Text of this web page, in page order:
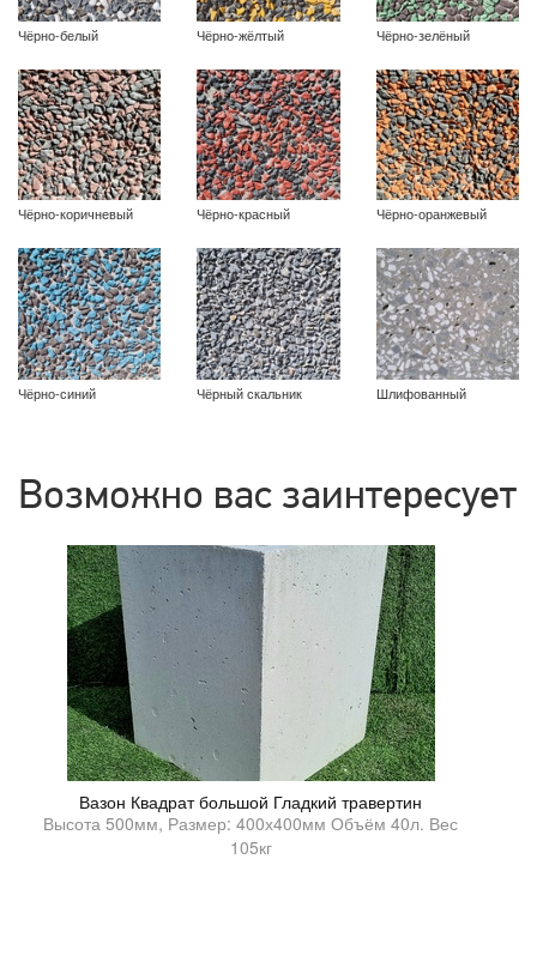
Чёрно-белый Чёрно-жёлтый Чёрно-зелёный
Чёрно-коричневый Чёрно-красный Чёрно-оранжевый
Чёрно-синий Чёрный скальник Шлифованный
Возможно вас заинтересует
Вазон Квадрат большой Гладкий травертин
Высота 500мм, Размер: 400х400мм Объём 40л. Вес
105кг